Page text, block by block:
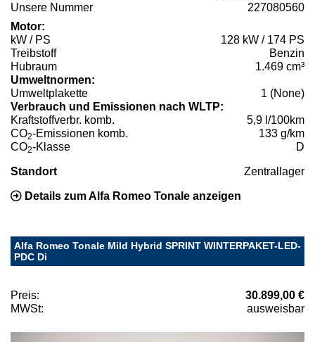
Unsere Nummer
227080560
Motor:
kW / PS
128 kW / 174 PS
Treibstoff
Benzin
Hubraum
1.469 cm³
Umweltnormen:
Umweltplakette
1 (None)
Verbrauch und Emissionen nach WLTP:
Kraftstoffverbr. komb.
5,9 l/100km
CO2-Emissionen komb.
133 g/km
CO2-Klasse D
Standort Zentrallager
Details zum Alfa Romeo Tonale anzeigen
Alfa Romeo Tonale Mild Hybrid SPRINT WINTERPAKET-LED-
PDC Di
Preis:
30.899,00 €
MWSt:
ausweisbar